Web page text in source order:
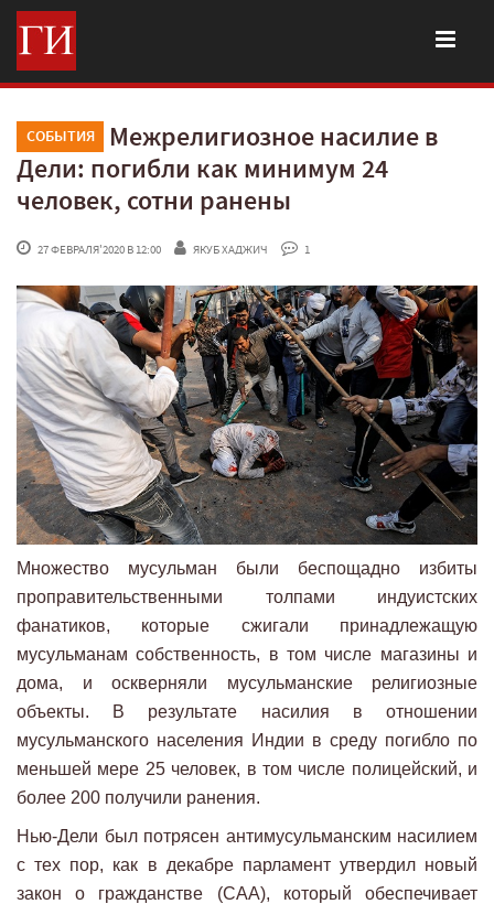
СОБЫТИЯ
Межрелигиозное насилие в
Дели: погибли как минимум 24
человек, сотни ранены
27 ФЕВРАЛЯ'2020 В 12:00 ЯКУБ ХАДЖИЧ 1
Множество мусульман были беспощадно избиты
проправительственными толпами индуистских
фанатиков, которые сжигали принадлежащую
мусульманам собственность, в том числе магазины и
дома, и оскверняли мусульманские религиозные
объекты. В результате насилия в отношении
мусульманского населения Индии в среду погибло по
меньшей мере 25 человек, в том числе полицейский, и
более 200 получили ранения.
Нью-Дели был потрясен антимусульманским насилием
с тех пор, как в декабре парламент утвердил новый
закон о гражданстве (САА), который обеспечивает